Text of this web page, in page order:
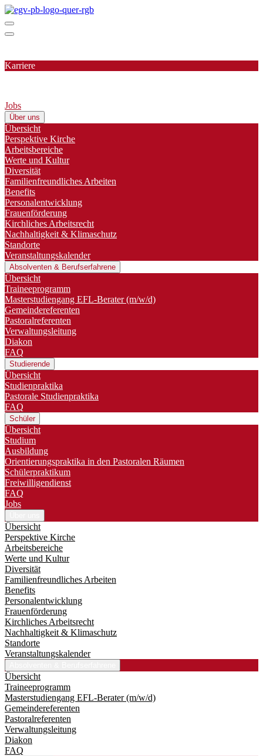
Karriere
Jobs
Über uns
Übersicht
Perspektive Kirche
Arbeitsbereiche
Werte und Kultur
Diversität
Familienfreundliches Arbeiten
Benefits
Personalentwicklung
Frauenförderung
Kirchliches Arbeitsrecht
Nachhaltigkeit & Klimaschutz
Standorte
Veranstaltungskalender
Absolventen & Berufserfahrene
Übersicht
Traineeprogramm
Master­studiengang EFL-Berater (m/w/d)
Gemeindereferenten
Pastoralreferenten
Verwaltungsleitung
Diakon
FAQ
Studierende
Übersicht
Studienpraktika
Pastorale Studienpraktika
FAQ
Schüler
Übersicht
Studium
Ausbildung
Orientierungspraktika in den Pastoralen Räumen
Schülerpraktikum
Freiwilligendienst
FAQ
Jobs
Übersicht
Perspektive Kirche
Arbeitsbereiche
Werte und Kultur
Diversität
Familienfreundliches Arbeiten
Benefits
Personalentwicklung
Frauenförderung
Kirchliches Arbeitsrecht
Nachhaltigkeit & Klimaschutz
Standorte
Veranstaltungskalender
Übersicht
Traineeprogramm
Master­studiengang EFL-Berater (m/w/d)
Gemeindereferenten
Pastoralreferenten
Verwaltungsleitung
Diakon
FAQ